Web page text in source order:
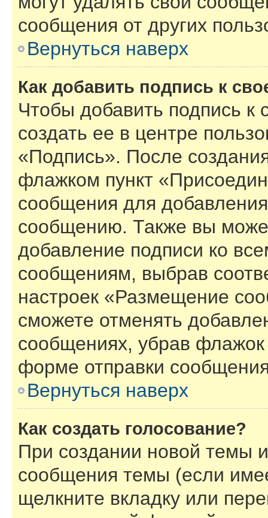
сообщения от других
Вернуться наверх
Как добавить подпись к
Чтобы добавить подпись
создать ее в центре
«Подпись». После
флажком пункт
сообщения для
сообщению. Также вы
добавление подписи ко
сообщениям, выбрав
настроек «Размещение
сможете отменять
сообщениях, убрав
форме отправки
Вернуться наверх
Как создать голосование?
При создании новой темы
сообщения темы (если
щелкните вкладку или